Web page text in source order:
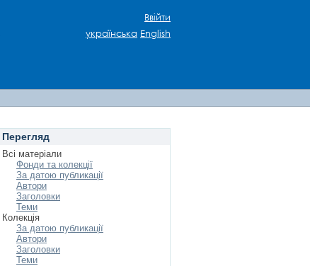
Ввійти
українська English
Перегляд
Всі матеріали
Фонди та колекції
За датою публикації
Автори
Заголовки
Теми
Колекція
За датою публикації
Автори
Заголовки
Теми